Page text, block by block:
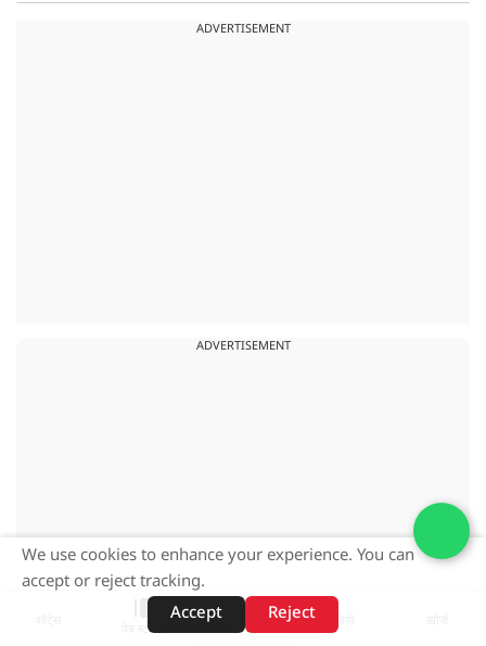
ADVERTISEMENT
ADVERTISEMENT
वेब स्टोरीज़
We use cookies to enhance your experience. You can
accept or reject tracking.
Accept
Reject